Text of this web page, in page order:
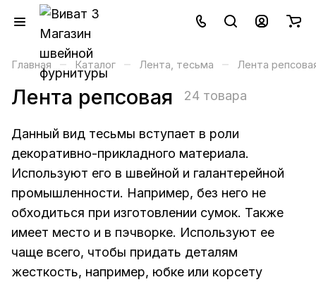
Главная – Каталог – Лента, тесьма – Лента
Лента репсовая 24 товара
Данный вид тесьмы вступает в роли
декоративно-прикладного материала.
Используют его в швейной и галантерейной
промышленности. Например, без него не
обходиться при изготовлении сумок. Также
имеет место и в пэчворке. Используют ее
чаще всего, чтобы придать деталям
жесткость, например, юбке или корсету